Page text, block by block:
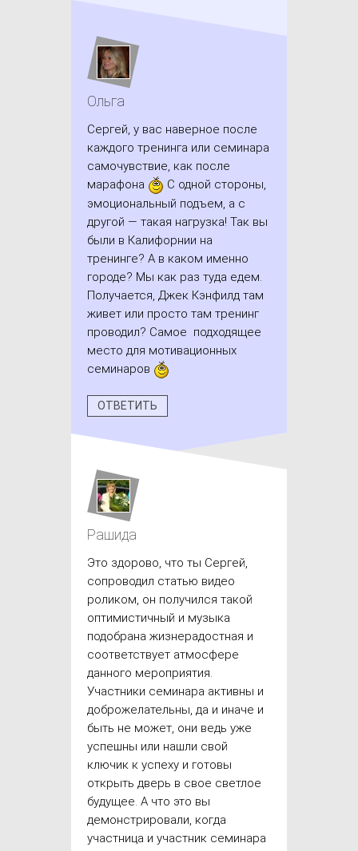
Ольга
Сергей, у вас наверное после
каждого тренинга или семинара
самочувствие, как после
марафона
С одной стороны,
эмоциональный подъем, а с
другой — такая нагрузка! Так вы
были в Калифорнии на
тренинге? А в каком именно
городе? Мы как раз туда едем.
Получается, Джек Кэнфилд там
живет или просто там тренинг
проводил? Самое подходящее
место для мотивационных
семинаров
ОТВЕТИТЬ
Рашида
Это здорово, что ты Сергей,
сопроводил статью видео
роликом, он получился такой
оптимистичный и музыка
подобрана жизнерадостная и
соответствует атмосфере
данного мероприятия.
Участники семинара активны и
доброжелательны, да и иначе и
быть не может, они ведь уже
успешны или нашли свой
ключик к успеху и готовы
открыть дверь в свое светлое
будущее. А что это вы
демонстрировали, когда
участница и участник семинара